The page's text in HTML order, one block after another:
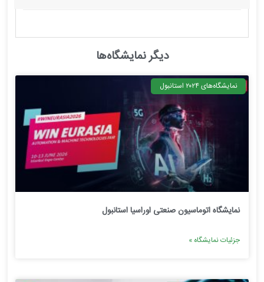
دیگر نمایشگاه‌ها
نمایشگاه‌های ۲۰۲۴ استانبول
نمایشگاه اتوماسیون صنعتی اوراسیا استانبول
جزئیات نمایشگاه »